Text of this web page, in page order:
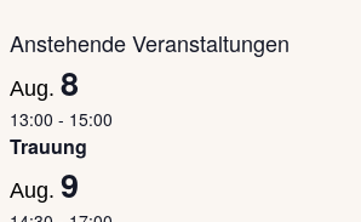
Anstehende Veranstaltungen
Aug. 8
13:00 - 15:00
Trauung
Aug. 9